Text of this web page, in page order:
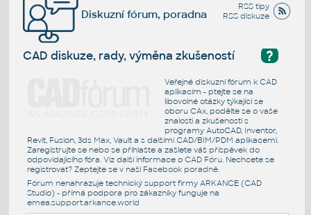
RSS tipy
RSS diskuze
Diskuzní fórum, poradna
?
CAD diskuze, rady, výměna zkušeností
Veřejné diskuzní fórum k CAD
aplikacím - ptejte se na
libovolné otázky týkající se
oboru CAx, podělte se o vaše
znalosti a zkušenosti s
programy AutoCAD, Inventor,
Revit, Fusion, 3ds Max, Vault a s dalšími CAD/BIM/PDM aplikacemi.
Zaregistrujte se nebo se přihlašte a zašlete váš příspěvek do
odpovídajícího fóra. Viz další informace o CAD Fóru. Nechcete se
registrovat? Zeptejte se v naší Facebook poradně.
Fórum nenahrazuje technický support firmy ARKANCE (CAD
Studio) - přímá podpora pro zákazníky funguje na
emea.support.arkance.world